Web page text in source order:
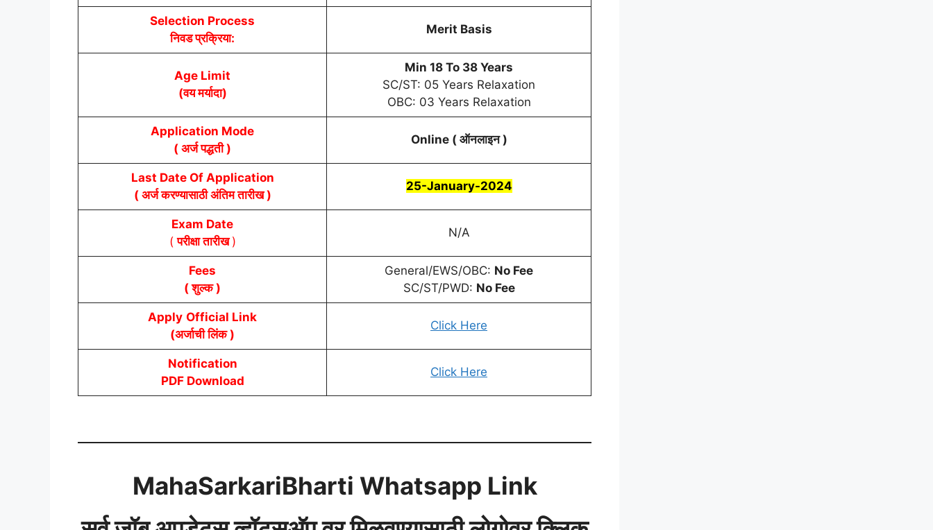
Selection Process
निवड प्रक्रिया:
Merit Basis
Age Limit
(वय मर्यादा)
Min 18 To 38 Years
SC/ST: 05 Years Relaxation
OBC: 03 Years Relaxation
Application Mode
( अर्ज पद्धती )
Online ( ऑनलाइन )
Last Date Of Application
( अर्ज करण्यासाठी अंतिम तारीख )
25-January-2024
Exam Date
(परीक्षा तारीख)
N/A
Fees
( शुल्क )
General/EWS/OBC: No Fee
SC/ST/PWD: No Fee
Apply Official Link
(अर्जाची लिंक )
Click Here
Notification
PDF Download
Click Here
MahaSarkariBharti Whatsapp Link